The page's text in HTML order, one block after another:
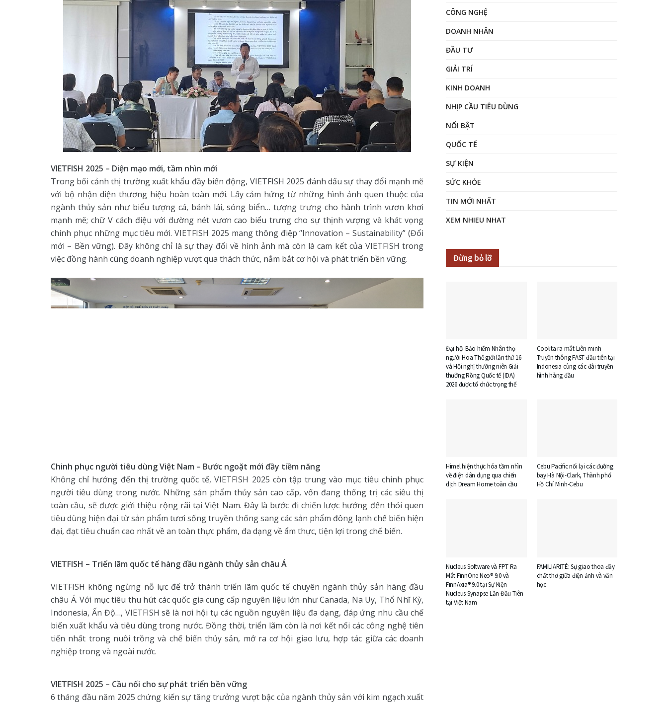
VIETFISH 2025 – Diện mạo mới, tầm nhìn mới
Trong bối cảnh thị trường xuất khẩu đầy biến động, VIETFISH 2025 đánh dấu sự thay đổi mạnh mẽ
với bộ nhận diện thương hiệu hoàn toàn mới. Lấy cảm hứng từ những hình ảnh quen thuộc của
ngành thủy sản như biểu tượng cá, bánh lái, sóng biển… tượng trưng cho hành trình vươn khơi
mạnh mẽ; chữ V cách điệu với đường nét vươn cao biểu trưng cho sự thịnh vượng và khát vọng
chinh phục những mục tiêu mới. VIETFISH 2025 mang thông điệp “Innovation – Sustainability” (Đổi
mới – Bền vững). Đây không chỉ là sự thay đổi về hình ảnh mà còn là cam kết của VIETFISH trong
việc đồng hành cùng doanh nghiệp vượt qua thách thức, nắm bắt cơ hội và phát triển bền vững.
Chinh phục người tiêu dùng Việt Nam – Bước ngoặt mới đầy tiềm năng
Không chỉ hướng đến thị trường quốc tế, VIETFISH 2025 còn tập trung vào mục tiêu chinh phục
người tiêu dùng trong nước. Những sản phẩm thủy sản cao cấp, vốn đang thống trị các siêu thị
toàn cầu, sẽ được giới thiệu rộng rãi tại Việt Nam. Đây là bước đi chiến lược hướng đến thói quen
tiêu dùng hiện đại từ sản phẩm tươi sống truyền thống sang các sản phẩm đông lạnh chế biến hiện
đại, đạt tiêu chuẩn cao nhất về an toàn thực phẩm, đa dạng về ẩm thực, tiện lợi trong chế biến.
VIETFISH – Triển lãm quốc tế hàng đầu ngành thủy sản châu Á
VIETFISH không ngừng nỗ lực để trở thành triển lãm quốc tế chuyên ngành thủy sản hàng đầu
châu Á. Với mục tiêu thu hút các quốc gia cung cấp nguyên liệu lớn như Canada, Na Uy, Thổ Nhĩ Kỳ,
Indonesia, Ấn Độ…, VIETFISH sẽ là nơi hội tụ các nguồn nguyên liệu đa dạng, đáp ứng nhu cầu chế
biến xuất khẩu và tiêu dùng trong nước. Đồng thời, triển lãm còn là nơi kết nối các công nghệ tiên
tiến nhất trong nuôi trồng và chế biến thủy sản, mở ra cơ hội giao lưu, hợp tác giữa các doanh
nghiệp trong và ngoài nước.
VIETFISH 2025 – Cầu nối cho sự phát triển bền vững
6 tháng đầu năm 2025 chứng kiến sự tăng trưởng vượt bậc của ngành thủy sản với kim ngạch xuất
CÔNG NGHỆ
DOANH NHÂN
ĐẦU TƯ
GIẢI TRÍ
KINH DOANH
NHỊP CẦU TIÊU DÙNG
NỔI BẬT
QUỐC TẾ
SỰ KIỆN
SỨC KHỎE
TIN MỚI NHẤT
XEM NHIEU NHAT
Đừng bỏ lỡ
Đại hội Bảo hiểm Nhân thọ
người Hoa Thế giới lần thứ 16
và Hội nghị thường niên Giải
thưởng Rồng Quốc tế (IDA)
2026 được tổ chức trọng thể
Coolita ra mắt Liên minh
Truyền thông FAST đầu tiên tại
Indonesia cùng các đài truyền
hình hàng đầu
Himel hiện thực hóa tầm nhìn
về điện dân dụng qua chiến
dịch Dream Home toàn cầu
Cebu Pacific nối lại các đường
bay Hà Nội-Clark, Thành phố
Hồ Chí Minh-Cebu
Nucleus Software và FPT Ra
Mắt FinnOne Neo® 9.0 và
FinnAxia® 9.0 tại Sự Kiện
Nucleus Synapse Lần Đầu Tiên
tại Việt Nam
FAMILIARITÉ: Sự giao thoa đầy
chất thơ giữa điện ảnh và văn
học